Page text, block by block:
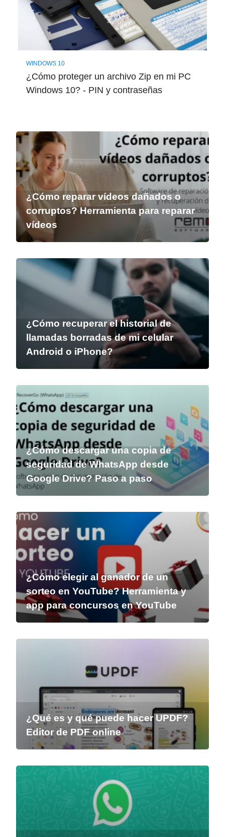
WINDOWS 10
¿Cómo proteger un archivo Zip en mi PC
Windows 10? - PIN y contraseñas
¿Cómo reparar vídeos dañados o
corruptos? Herramienta para reparar
vídeos
¿Cómo recuperar el historial de
llamadas borradas de mi celular
Android o iPhone?
¿Cómo descargar una copia de
seguridad de WhatsApp desde
Google Drive? Paso a paso
¿Cómo elegir al ganador de un
sorteo en YouTube? Herramienta y
app para concursos en YouTube
¿Qué es y qué puede hacer UPDF?
Editor de PDF online